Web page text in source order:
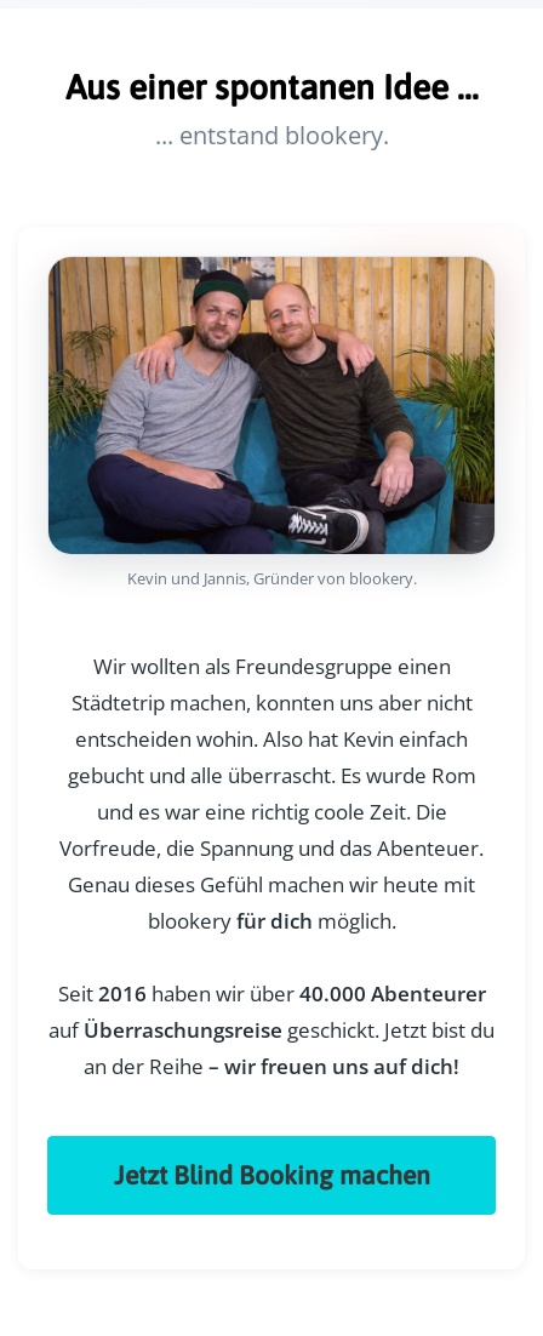
Aus einer spontanen Idee ...
... entstand blookery.
Kevin und Jannis, Gründer von blookery.
Wir wollten als Freundesgruppe einen
Städtetrip machen, konnten uns aber nicht
entscheiden wohin. Also hat Kevin einfach
gebucht und alle überrascht. Es wurde Rom
und es war eine richtig coole Zeit. Die
Vorfreude, die Spannung und das Abenteuer.
Genau dieses Gefühl machen wir heute mit
blookeryfür dich möglich.
Seit2016 haben wir über40.000 Abenteurer
auf Überraschungsreise geschickt. Jetzt bist du
an der Reihe – wir freuen uns auf dich!
Jetzt Blind Booking machen